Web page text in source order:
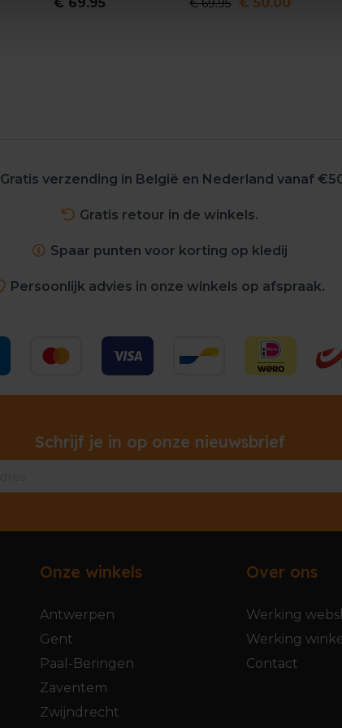
€ 69.95 € 69.95 € 50.00
Gratis verzending in België en Nederland vanaf
Gratis retour in de winkels.
Spaar punten voor korting op kledij
Persoonlijk advies in onze winkels op afspraak.
Schrijf je in op onze nieuwsbrief
Onze winkels
Antwerpen
Gent
Paal-Beringen
Zaventem
Zwijndrecht
Over ons
Werking
Werking
Contact